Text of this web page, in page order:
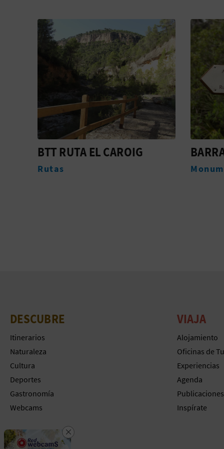
Cerrar
Descarga la app
BARRANCO MORENO
Monumentos
BTT
Rutas
DESCUBRE
Itinerarios
Naturaleza
Cultura
Deportes
Gastronomía
Webcams
VIAJA
Alojamiento
Oficinas de
Experiencias
Agenda
Publicaciones
Inspírate